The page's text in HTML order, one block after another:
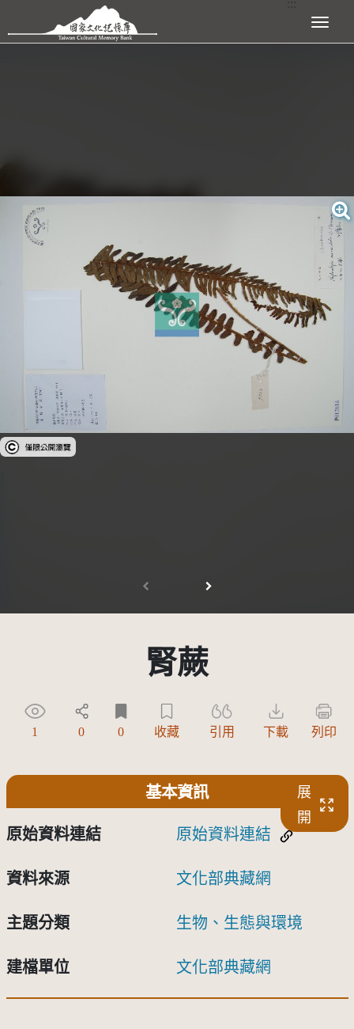
跳到主要內容區塊 展開選單
受著作權法保護-僅限於本平台有限度公開瀏覽
腎蕨
1 0 0 收藏 引用 下載 列印
基本資訊
展
開
原始資料連結 原始資料連結
資料來源 文化部典藏網
主題分類 生物、生態與環境
建檔單位 文化部典藏網